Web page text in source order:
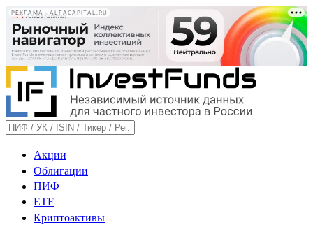
РЕКЛАМА • ALFACAPITAL.RU
Акции
Облигации
ПИФ
ETF
Криптоактивы